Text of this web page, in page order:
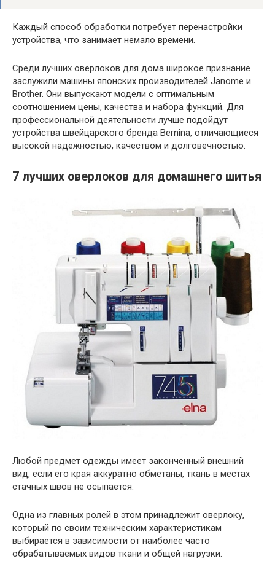
Каждый способ обработки потребует перенастройки
устройства, что занимает немало времени.
Среди лучших оверлоков для дома широкое признание
заслужили машины японских производителей Janome и
Brother. Они выпускают модели с оптимальным
соотношением цены, качества и набора функций. Для
профессиональной деятельности лучше подойдут
устройства швейцарского бренда Bernina, отличающиеся
высокой надежностью, качеством и долговечностью.
7 лучших оверлоков для домашнего шитья
Любой предмет одежды имеет законченный внешний
вид, если его края аккуратно обметаны, ткань в местах
стачных швов не осыпается.
Одна из главных ролей в этом принадлежит оверлоку,
который по своим техническим характеристикам
выбирается в зависимости от наиболее часто
обрабатываемых видов ткани и общей нагрузки.